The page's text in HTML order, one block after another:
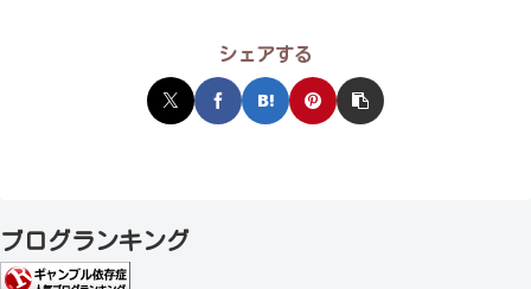
シェアする
ブログランキング